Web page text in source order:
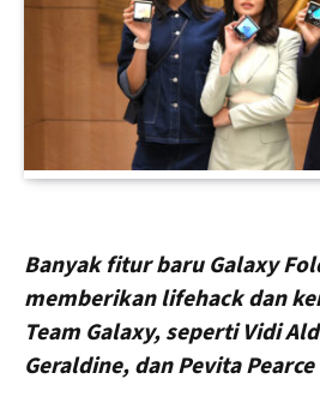
Banyak fitur baru Galaxy
memberikan lifehack dan
Team Galaxy, seperti Vidi
Geraldine, dan Pevita Pearce